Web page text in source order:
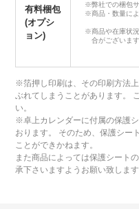
有料梱包
(オプシ
ョン)
※弊社での梱包
※商品・数量によ
※商品や在庫状
合がございま
※箔押し印刷は、その印刷方法
ぶれてしまうことがあります。
い。
※卓上カレンダーに付属の保護
おります。 そのため、保護シー
ことができかねます。
また商品によっては保護シート
承下さいますようお願い致します